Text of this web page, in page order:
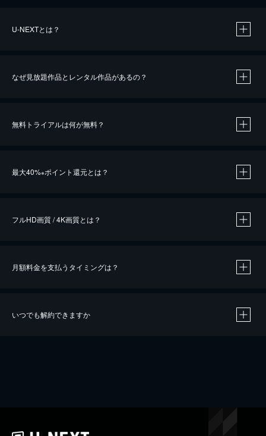
U-NEXTとは？
なぜ見放題作品とレンタル作品があるの？
無料トライアルは何が無料？
最大40%※ポイント還元とは？
※40％ポイント還元の対象は、クレジットカード決済による作品の購入 / レンタルです。
iOSアプリのUコイン決済による作品の購入 / レンタルは、20％のポイント還元です。
フルHD画質 / 4K画質とは？
月額料金を支払うタイミングは？
いつでも解約できますか